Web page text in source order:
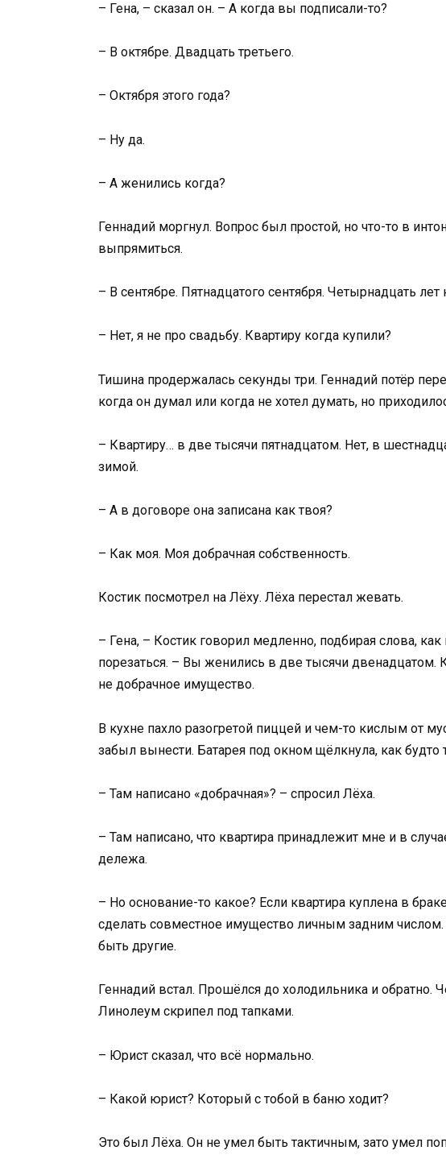
– Гена, – сказал он. – А когда вы подписали-то?
– В октябре. Двадцать третьего.
– Октября этого года?
– Ну да.
– А женились когда?
Геннадий моргнул. Вопрос был простой, но что-то в
выпрямиться.
– В сентябре. Пятнадцатого сентября. Четырнадцать лет
– Нет, я не про свадьбу. Квартиру когда купили?
Тишина продержалась секунды три. Геннадий потёр
когда он думал или когда не хотел думать, но
– Квартиру… в две тысячи пятнадцатом. Нет, в
зимой.
– А в договоре она записана как твоя?
– Как моя. Моя добрачная собственность.
Костик посмотрел на Лёху. Лёха перестал жевать.
– Гена, – Костик говорил медленно, подбирая слова,
порезаться. – Вы женились в две тысячи двенадцатом.
не добрачное имущество.
В кухне пахло разогретой пиццей и чем-то кислым от
забыл вынести. Батарея под окном щёлкнула, как будто
– Там написано «добрачная»? – спросил Лёха.
– Там написано, что квартира принадлежит мне и в
дележа.
– Но основание-то какое? Если квартира куплена в
сделать совместное имущество личным задним
быть другие.
Геннадий встал. Прошёлся до холодильника и обратно.
Линолеум скрипел под тапками.
– Юрист сказал, что всё нормально.
– Какой юрист? Который с тобой в баню ходит?
Это был Лёха. Он не умел быть тактичным, зато умел